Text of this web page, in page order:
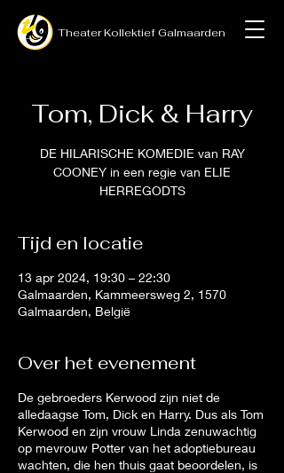
TheaterKollektief Galmaarden
Tom, Dick & Harry
DE HILARISCHE KOMEDIE van RAY
COONEY in een regie van ELIE
HERREGODTS
Tijd en locatie
13 apr 2024, 19:30 – 22:30
Galmaarden, Kammeersweg 2, 1570
Galmaarden, België
Over het evenement
De gebroeders Kerwood zijn niet de
alledaagse Tom, Dick en Harry. Dus als Tom
Kerwood en zijn vrouw Linda zenuwachtig
op mevrouw Potter van het adoptiebureau
wachten, die hen thuis gaat beoordelen, is